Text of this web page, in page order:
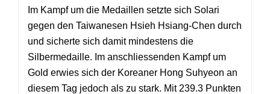
Im Kampf um die Medaillen setzte sich Solari
gegen den Taiwanesen Hsieh Hsiang-Chen durch
und sicherte sich damit mindestens die
Silbermedaille. Im anschliessenden Kampf um
Gold erwies sich der Koreaner Hong Suhyeon an
diesem Tag jedoch als zu stark. Mit 239.3 Punkten